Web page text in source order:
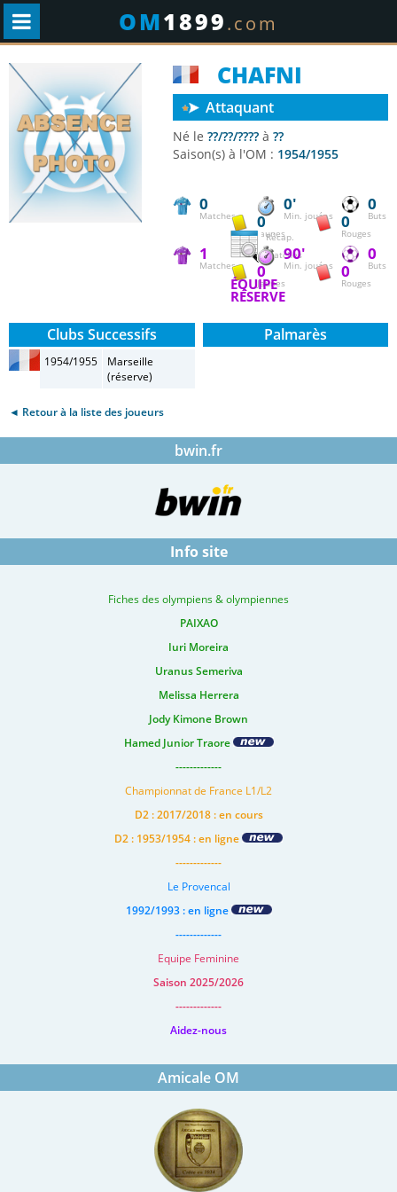
OM1899.com
CHAFNI
Attaquant
Né le ??/??/???? à ??
Saison(s) à l'OM : 1954/1955
0
Matches
0'
Min. jouées
0
Buts
0
Jaunes
0
Rouges
Récap.
matches
1
Matches
90'
Min. jouées
0
Buts
0
Jaunes
0
Rouges
ÉQUIPE
RÉSERVE
Clubs Successifs
1954/1955
Marseille
(réserve)
Palmarès
◄ Retour à la liste des joueurs
bwin.fr
Info site
Fiches des olympiens & olympiennes
PAIXAO
Iuri Moreira
Uranus Semeriva
Melissa Herrera
Jody Kimone Brown
Hamed Junior Traore
-------------
Championnat de France L1/L2
D2 : 2017/2018 : en cours
D2 : 1953/1954 : en ligne
-------------
Le Provencal
1992/1993 : en ligne
-------------
Equipe Feminine
Saison 2025/2026
-------------
Aidez-nous
Amicale OM